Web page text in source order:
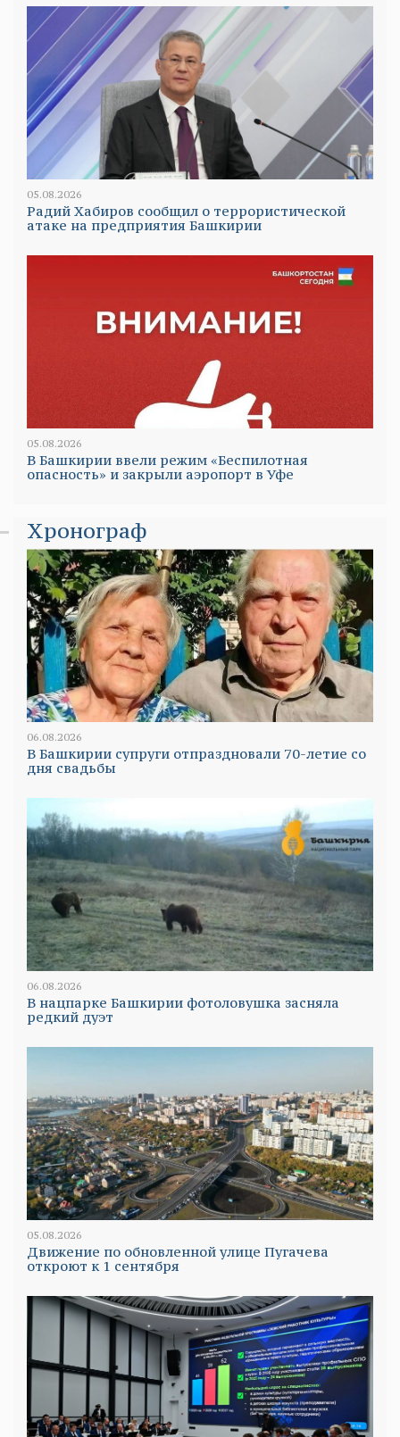
05.08.2026
Радий Хабиров сообщил о террористической
атаке на предприятия Башкирии
05.08.2026
В Башкирии ввели режим «Беспилотная
опасность» и закрыли аэропорт в Уфе
Хронограф
06.08.2026
В Башкирии супруги отпраздновали 70-летие со
дня свадьбы
06.08.2026
В нацпарке Башкирии фотоловушка засняла
редкий дуэт
05.08.2026
Движение по обновленной улице Пугачева
откроют к 1 сентября